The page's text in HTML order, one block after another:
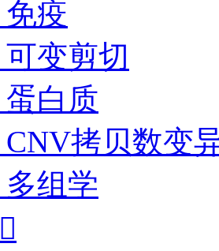
免疫
可变剪切
蛋白质
CNV拷贝数变
多组学
